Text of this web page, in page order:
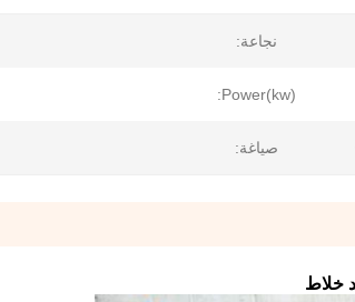
نجاعة:
Power(kw):
صياغة: